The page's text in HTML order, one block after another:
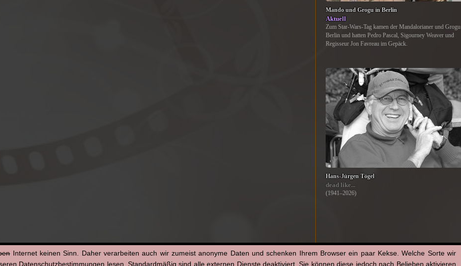
Mando und Grogu in Berlin
Aktuell
Zum Star-Wars-Tag kamen der Mandalorianer und
Berlin und hatten Pedro Pascal, Sigourney Weaver und
Regisseur Jon Favreau im Gepäck.
Hans-Jürgen Tögel
dead like...
(1941–2026)
Internet keinen Sinn. Daher verarbeiten auch wir zumeist anonyme Daten und schenken Ihrem Browser ein paar Kekse. Welche Sorte wir
Datenschutzbestimmungen lesen. Standardmäßig sind alle externen Dienste deaktiviert. Sie können diese jedoch nach Belieben aktivieren